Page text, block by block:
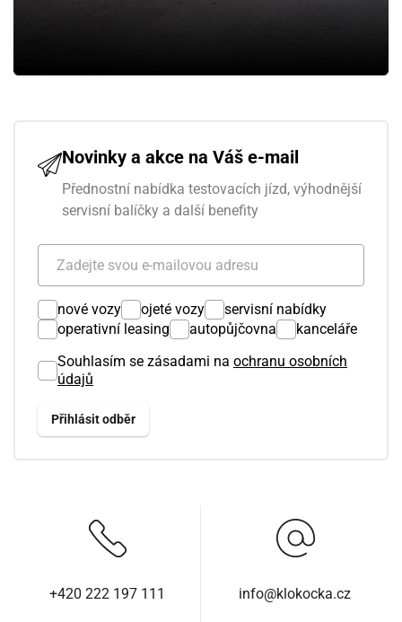
Novinky a akce na Váš e-mail
Přednostní nabídka testovacích jízd, výhodnější
servisní balíčky a další benefity
nové vozy ojeté vozy
servisní nabídky
operativní leasing
autopůjčovna
kanceláře
Souhlasím se zásadami na ochranu osobních
údajů
+420 222 197 111 info@klokocka.cz